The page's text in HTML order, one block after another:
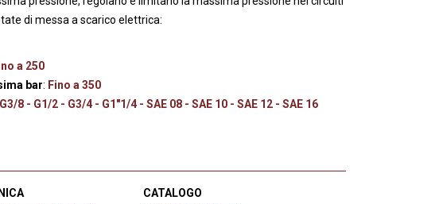
Cablaggi
di messa a scarico elettrica:
a 250
bar: Fino a 350
8 - G1/2 - G3/4 - G1"1/4 - SAE 08 - SAE 10 - SAE 12 - SAE 16
CATALOGO